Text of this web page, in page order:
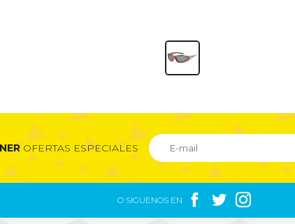
OFERTAS ESPECIALES
O SIGUENOS EN   